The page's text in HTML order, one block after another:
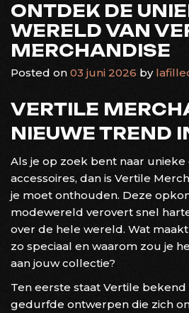
ONTDEK DE
WERELD VAN
MERCHANDISE
Posted on 03 juni 2026 by
VERTILE
NIEUWE TREND
Als je op zoek bent naar
accessoires, dan is Vertile
je moet onthouden. Deze
modewereld verovert snel
over de hele wereld. Wat
zo speciaal en waarom zou je
aan jouw collectie?
Ten eerste staat Vertile bekend
gedurfde ontwerpen die zich